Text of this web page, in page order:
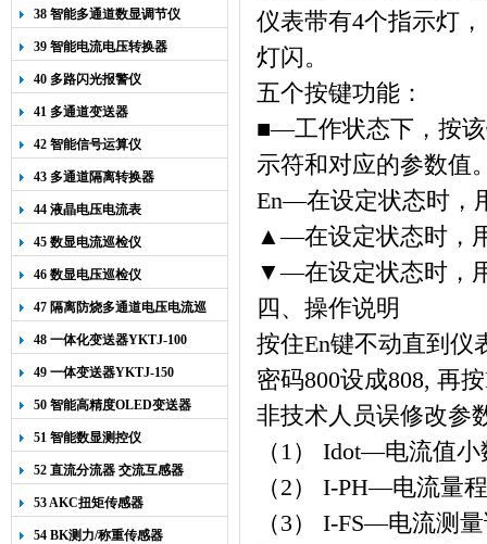
38 智能多通道数显调节仪
39 智能电流电压转换器
40 多路闪光报警仪
41 多通道变送器
42 智能信号运算仪
43 多通道隔离转换器
44 液晶电压电流表
45 数显电流巡检仪
46 数显电压巡检仪
47 隔离防烧多通道电压电流巡
检仪
48 一体化变送器YKTJ-100
49 一体变送器YKTJ-150
50 智能高精度OLED变送器
YK-218
51 智能数显测控仪
52 直流分流器 交流互感器
53 AKC扭矩传感器
54 BK测力/称重传感器
仪表带有4个指示灯，
灯闪。
五个按键功能：
■—工作状态下，按
示符和对应的参数值
En—在设定状态时，
▲—在设定状态时，
▼—在设定状态时，
四、操作说明
按住En键不动直到仪
密码800设成808, 再按
非技术人员误修改参
（1） Idot—电流值小
（2） I-PH—电流量
（3） I-FS—电流测量